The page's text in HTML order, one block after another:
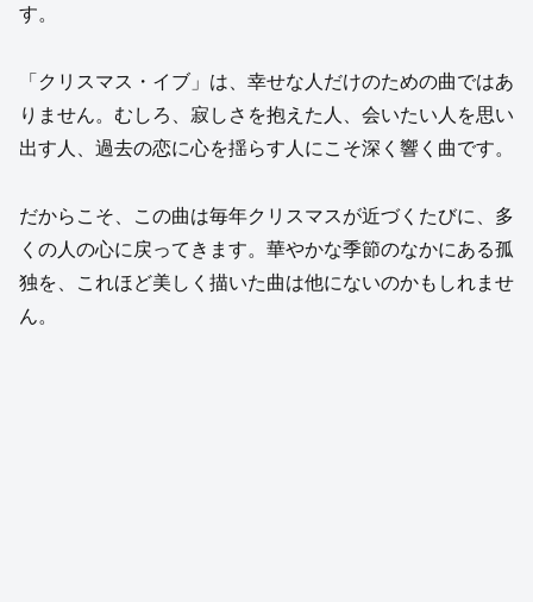
す。
「クリスマス・イブ」は、幸せな人だけのための曲ではあ
りません。むしろ、寂しさを抱えた人、会いたい人を思い
出す人、過去の恋に心を揺らす人にこそ深く響く曲です。
だからこそ、この曲は毎年クリスマスが近づくたびに、多
くの人の心に戻ってきます。華やかな季節のなかにある孤
独を、これほど美しく描いた曲は他にないのかもしれませ
ん。